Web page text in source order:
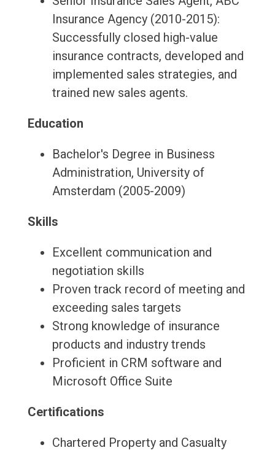
Insurance Agency (2010-2015):
Successfully closed high-value
insurance contracts, developed and
implemented sales strategies, and
trained new sales agents.
Education
Bachelor's Degree in Business
Administration, University of
Amsterdam (2005-2009)
Skills
Excellent communication and
negotiation skills
Proven track record of meeting and
exceeding sales targets
Strong knowledge of insurance
products and industry trends
Proficient in CRM software and
Microsoft Office Suite
Certifications
Chartered Property and Casualty